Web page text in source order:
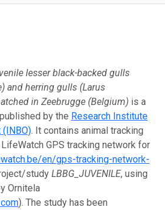
lesser black-backed gulls
and herring gulls (Larus
in Zeebrugge (Belgium) is a
by the Research Institute
. It contains animal tracking
GPS tracking network for
en/gps-tracking-network-
study LBBG_JUVENILE, using
Ornitela
). The study has been